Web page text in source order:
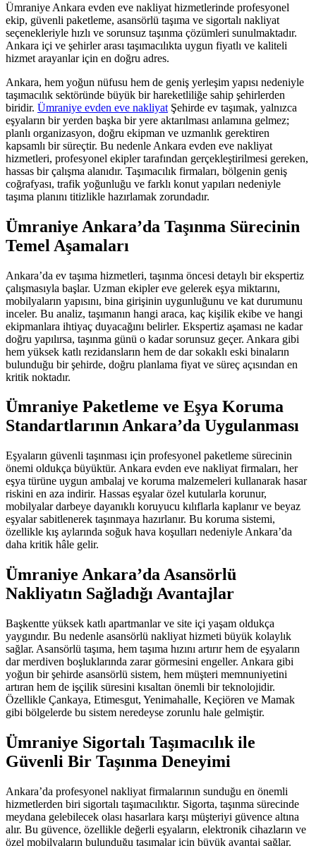
Ümraniye Ankara evden eve nakliyat hizmetlerinde profesyonel
ekip, güvenli paketleme, asansörlü taşıma ve sigortalı nakliyat
seçenekleriyle hızlı ve sorunsuz taşınma çözümleri sunulmaktadır.
Ankara içi ve şehirler arası taşımacılıkta uygun fiyatlı ve kaliteli
hizmet arayanlar için en doğru adres.
Ankara, hem yoğun nüfusu hem de geniş yerleşim yapısı nedeniyle
taşımacılık sektöründe büyük bir hareketliliğe sahip şehirlerden
biridir. Ümraniye evden eve nakliyat Şehirde ev taşımak, yalnızca
eşyaların bir yerden başka bir yere aktarılması anlamına gelmez;
planlı organizasyon, doğru ekipman ve uzmanlık gerektiren
kapsamlı bir süreçtir. Bu nedenle Ankara evden eve nakliyat
hizmetleri, profesyonel ekipler tarafından gerçekleştirilmesi gereken,
hassas bir çalışma alanıdır. Taşımacılık firmaları, bölgenin geniş
coğrafyası, trafik yoğunluğu ve farklı konut yapıları nedeniyle
taşıma planını titizlikle hazırlamak zorundadır.
Ümraniye Ankara’da Taşınma Sürecinin
Temel Aşamaları
Ankara’da ev taşıma hizmetleri, taşınma öncesi detaylı bir ekspertiz
çalışmasıyla başlar. Uzman ekipler eve gelerek eşya miktarını,
mobilyaların yapısını, bina girişinin uygunluğunu ve kat durumunu
inceler. Bu analiz, taşımanın hangi araca, kaç kişilik ekibe ve hangi
ekipmanlara ihtiyaç duyacağını belirler. Ekspertiz aşaması ne kadar
doğru yapılırsa, taşınma günü o kadar sorunsuz geçer. Ankara gibi
hem yüksek katlı rezidansların hem de dar sokaklı eski binaların
bulunduğu bir şehirde, doğru planlama fiyat ve süreç açısından en
kritik noktadır.
Ümraniye Paketleme ve Eşya Koruma
Standartlarının Ankara’da Uygulanması
Eşyaların güvenli taşınması için profesyonel paketleme sürecinin
önemi oldukça büyüktür. Ankara evden eve nakliyat firmaları, her
eşya türüne uygun ambalaj ve koruma malzemeleri kullanarak hasar
riskini en aza indirir. Hassas eşyalar özel kutularla korunur,
mobilyalar darbeye dayanıklı koruyucu kılıflarla kaplanır ve beyaz
eşyalar sabitlenerek taşınmaya hazırlanır. Bu koruma sistemi,
özellikle kış aylarında soğuk hava koşulları nedeniyle Ankara’da
daha kritik hâle gelir.
Ümraniye Ankara’da Asansörlü
Nakliyatın Sağladığı Avantajlar
Başkentte yüksek katlı apartmanlar ve site içi yaşam oldukça
yaygındır. Bu nedenle asansörlü nakliyat hizmeti büyük kolaylık
sağlar. Asansörlü taşıma, hem taşıma hızını artırır hem de eşyaların
dar merdiven boşluklarında zarar görmesini engeller. Ankara gibi
yoğun bir şehirde asansörlü sistem, hem müşteri memnuniyetini
artıran hem de işçilik süresini kısaltan önemli bir teknolojidir.
Özellikle Çankaya, Etimesgut, Yenimahalle, Keçiören ve Mamak
gibi bölgelerde bu sistem neredeyse zorunlu hale gelmiştir.
Ümraniye Sigortalı Taşımacılık ile
Güvenli Bir Taşınma Deneyimi
Ankara’da profesyonel nakliyat firmalarının sunduğu en önemli
hizmetlerden biri sigortalı taşımacılıktır. Sigorta, taşınma sürecinde
meydana gelebilecek olası hasarlara karşı müşteriyi güvence altına
alır. Bu güvence, özellikle değerli eşyaların, elektronik cihazların ve
özel mobilyaların bulunduğu taşımalar için büyük avantaj sağlar.